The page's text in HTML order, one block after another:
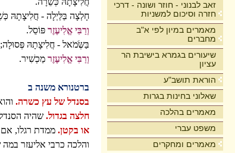
זאב לבנוני - חוזר ושונה - דרכי
חזרה וסיכום למשניות
מאמרים במיון לפי א"ב
מחברים
שיעורים בגמרא בישיבת הר
עציון
הוראת תושב"ע
שאלוני בחינות בגרות
מאמרים בהלכה
משפט עברי
מאמרים ומחקרים
חָלְצָה בַּלַּיְלָה - חֲלִיצָתָהּ
וְרַבִּי אֱלִיעֶזֶר פּוֹסֵל.
בַּשְֹּׂמֹאל - חֲלִיצָתָהּ פְּסוּלָה;
וְרַבִּי אֱלִיעֶזֶר מַכְשִׁיר.
ברטנורא משנה ב
בסנדל של עץ כשרה.
חלצה בגדול. שהיה
או בקטן. ממדת רגלו, אם
והלכה כרבי אליעזר